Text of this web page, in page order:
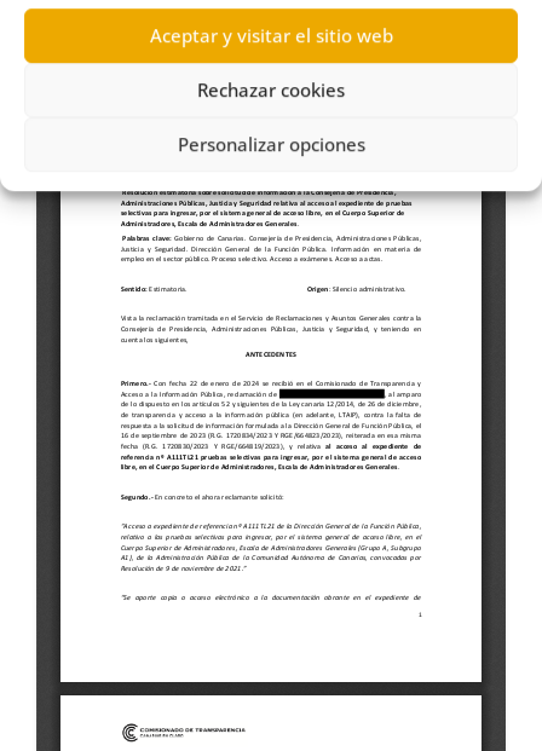
Aceptar y visitar el sitio web
Rechazar cookies
Personalizar opciones